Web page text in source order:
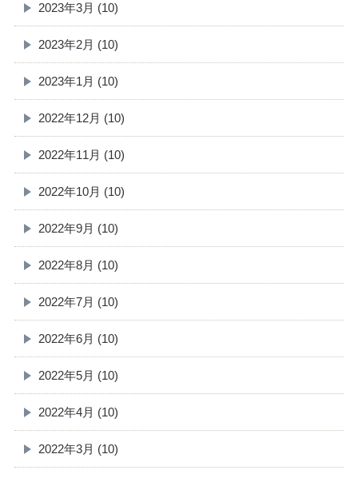
2023年3月 (10)
2023年2月 (10)
2023年1月 (10)
2022年12月 (10)
2022年11月 (10)
2022年10月 (10)
2022年9月 (10)
2022年8月 (10)
2022年7月 (10)
2022年6月 (10)
2022年5月 (10)
2022年4月 (10)
2022年3月 (10)